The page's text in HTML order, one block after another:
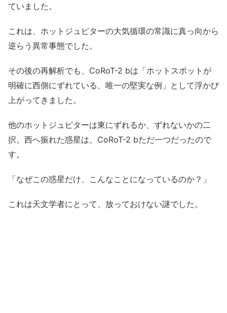
ていました。
これは、ホットジュピターの大気循環の常識に真っ向から
逆らう異常事態でした。
その後の再解析でも、CoRoT-2 bは「ホットスポットが
明確に西側にずれている、唯一の堅実な例」として浮かび
上がってきました。
他のホットジュピターは東にずれるか、ずれないかの二
択。西へ振れた惑星は、CoRoT-2 bただ一つだったので
す。
「なぜこの惑星だけ、こんなことになっているのか？」
これは天文学者にとって、放っておけない謎でした。